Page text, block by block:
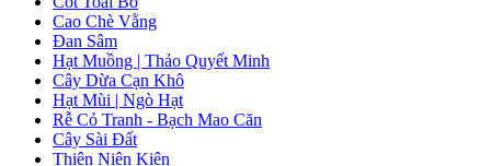
Cao Chè Vằng
Đan Sâm
Hạt Muồng | Thảo Quyết Minh
Cây Dừa Cạn Khô
Hạt Mùi | Ngò Hạt
Rễ Cỏ Tranh - Bạch Mao Căn
Cây Sài Đất
Thiên Niên Kiện